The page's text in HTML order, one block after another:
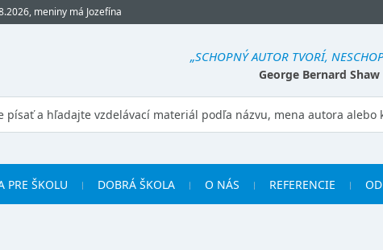
meniny má Jozefína
„SCHOPNÝ AUTOR TVORÍ,
George Bernard Shaw
PRE ŠKOLU DOBRÁ ŠKOLA O NÁS REFERENCIE